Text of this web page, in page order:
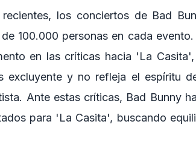
los conciertos de Bad
100.000 personas en cada
en las críticas hacia 'La
excluyente y no refleja el espíritu
Ante estas críticas, Bad Bunny
para 'La Casita', buscando